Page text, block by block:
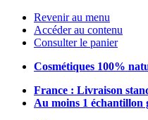
Revenir au menu
Accéder au contenu
Consulter le panier
Cosmétiques 100%
France : Livraison
Au moins 1 échantillon